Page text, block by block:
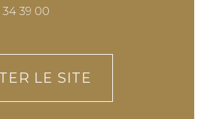
34 39 00
LE SITE